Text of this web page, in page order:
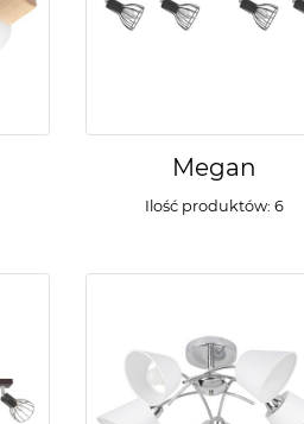
Megan
Ilość produktów: 6